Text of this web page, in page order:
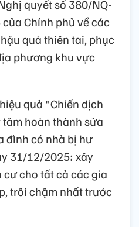
quyết số 380/NQ-
Chính phủ về các
quả thiên tai, phục
phương khu vực
quả "Chiến dịch
hoàn thành sửa
đình có nhà bị hư
31/12/2025; xây
cho tất cả các gia
trôi chậm nhất trước